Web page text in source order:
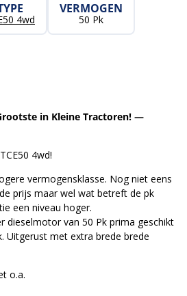
4wd
VERMOGEN
50 Pk
in Kleine Tractoren! —
4wd!
vermogensklasse. Nog niet eens
prijs maar wel wat betreft de pk
een niveau hoger.
dieselmotor van 50 Pk prima geschikt
Uitgerust met extra brede brede
o.a.